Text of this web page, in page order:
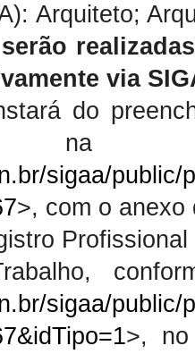
Arquiteto;
via
do
sigaa/
>, com o anexo
sigaa/public/
>, no